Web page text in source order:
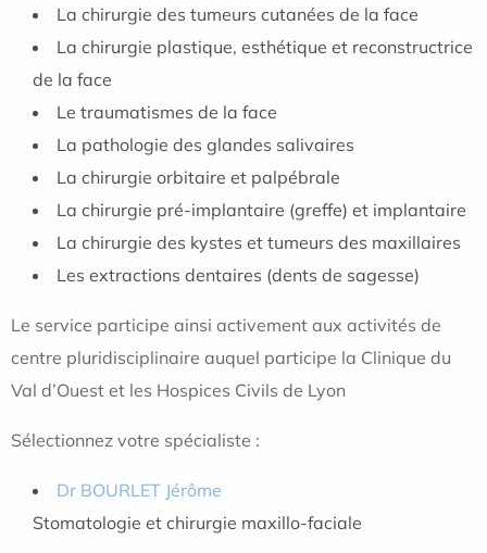
La chirurgie des tumeurs cutanées de la face
La chirurgie plastique, esthétique et reconstructrice
de la face
Le traumatismes de la face
La pathologie des glandes salivaires
La chirurgie orbitaire et palpébrale
La chirurgie pré-implantaire (greffe) et implantaire
La chirurgie des kystes et tumeurs des maxillaires
Les extractions dentaires (dents de sagesse)
Le service participe ainsi activement aux activités de
centre pluridisciplinaire auquel participe la Clinique du
Val d’Ouest et les Hospices Civils de Lyon
Sélectionnez votre spécialiste :
Dr BOURLET Jérôme
Stomatologie et chirurgie maxillo-faciale